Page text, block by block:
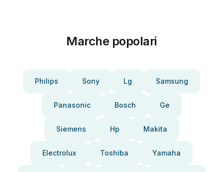
Marche popolari
Philips Sony Lg Samsung
Panasonic Bosch Ge
Siemens Hp Makita
Electrolux Toshiba Yamaha